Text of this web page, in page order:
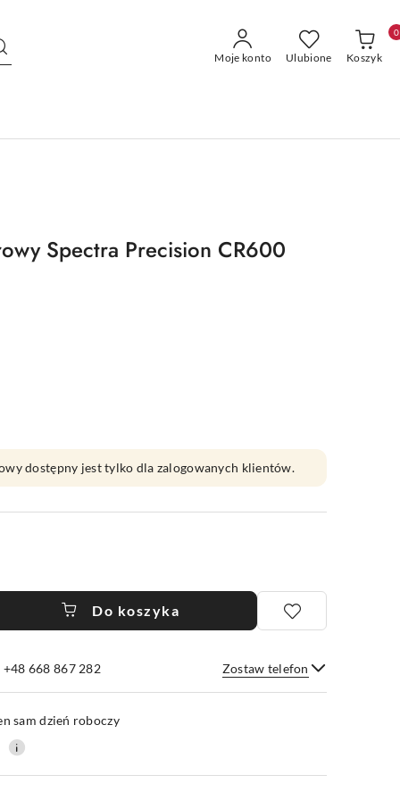
Moje konto Ulubione Koszyk
0
Spectra Precision CR600
dostępny jest tylko dla zalogowanych klientów.
Do koszyka
668 867 282 Zostaw telefon
Wyślij
sam dzień roboczy